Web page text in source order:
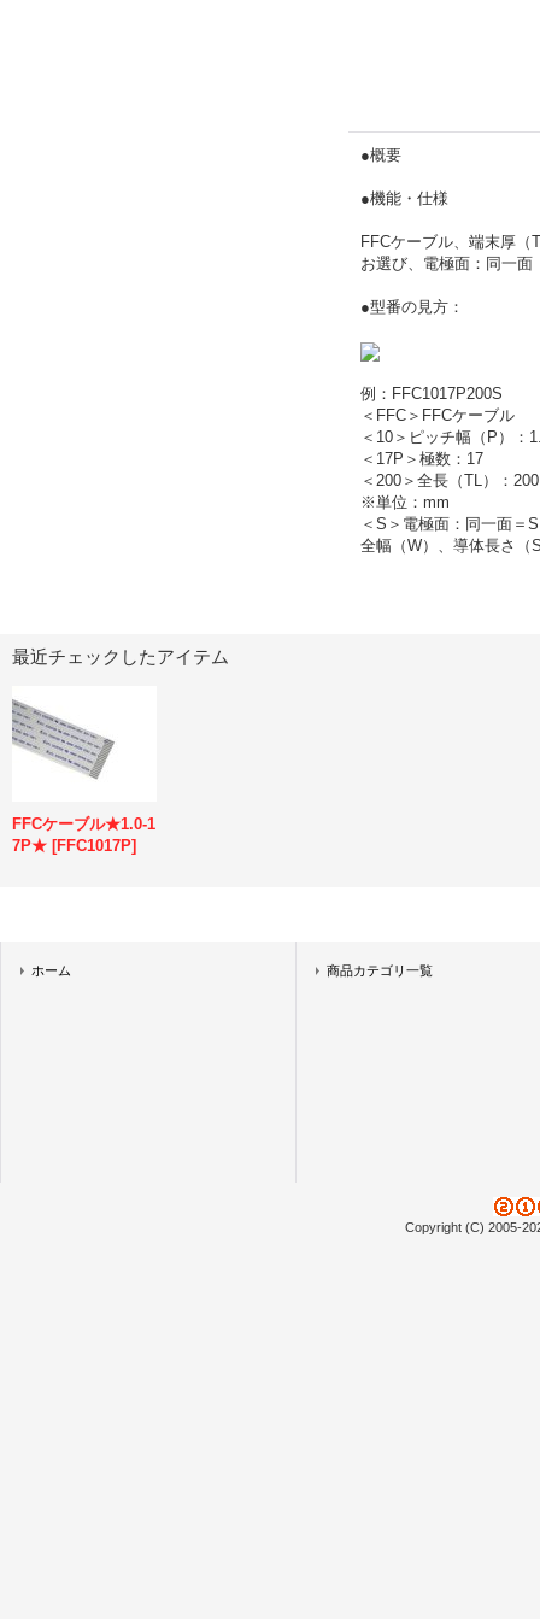
●概要
●機能・仕様
FFCケーブル、端末厚
お選び、電極面：同一
●型番の見方：
例：FFC1017P200S
＜FFC＞FFCケーブル
＜10＞ピッチ幅（P）：
＜17P＞極数：17
＜200＞全長（TL）：200
※単位：mm
＜S＞電極面：同一面＝
全幅（W）、導体長さ（
最近チェックしたアイテム
FFCケーブル★1.0-1
7P★ [FFC1017P]
ホーム 商品カテゴリ一覧
Copyright (C) 2005-